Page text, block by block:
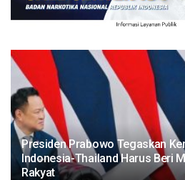
Presiden Prabowo Tegaskan
Indonesia-Thailand Harus Beri
Rakyat